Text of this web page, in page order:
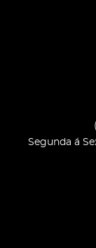
Segunda á